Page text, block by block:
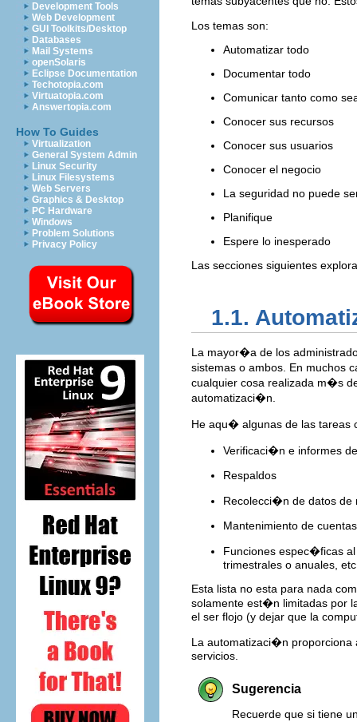
Development Tools
Web Development
GUI Toolkits/Desktop
Databases
Mail Systems
openSolaris
Eclipse Documentation
Techotopia.com
Virtuatopia.com
Answertopia.com
How To Guides
Virtualization
General System Admin
Linux Security
Linux Filesystems
Web Servers
Graphics & Desktop
PC Hardware
Windows
Problem Solutions
Privacy Policy
Los temas son:
Automatizar todo
Documentar todo
Comunicar tanto como
Conocer sus recursos
Conocer sus usuarios
Conocer el negocio
La seguridad no puede
Planifique
Espere lo inesperado
Las secciones siguientes
1.1.
La mayor�a de los
sistemas o ambos. En muchos
cualquier cosa realizada m�s
automatizaci�n.
He aqu� algunas de las tareas
Verificaci�n e informes
Respaldos
Recolecci�n de datos de
Mantenimiento de
Funciones espec�ficas
trimestrales o anuales,
Esta lista no esta para nada
solamente est�n limitadas por
el ser flojo (y dejar que la
La automatizaci�n proporciona
servicios.
Sugerencia
Recuerde que si tiene